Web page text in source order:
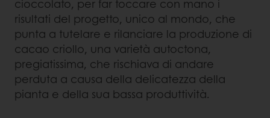
cioccolato, per far toccare con mano i
risultati del progetto, unico al mondo, che
punta a tutelare e rilanciare la produzione di
cacao criollo, una varietà autoctona,
pregiatissima, che rischiava di andare
perduta a causa della delicatezza della
pianta e della sua bassa produttività.